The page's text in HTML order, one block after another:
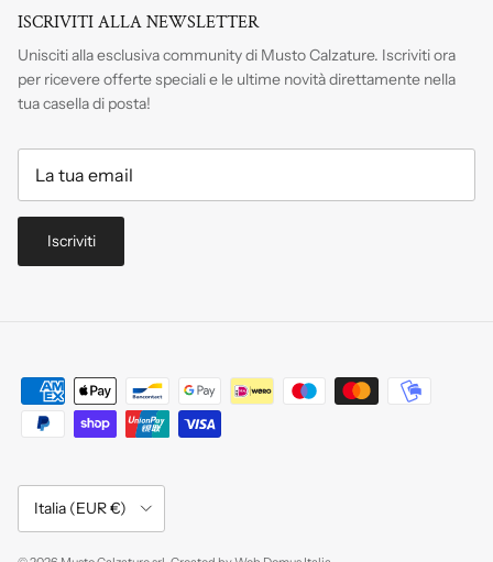
ISCRIVITI ALLA NEWSLETTER
Unisciti alla esclusiva community di Musto Calzature. Iscrivitiora
per ricevere offerte speciali e le ultime novità direttamente nella
tua casella di posta!
Iscriviti
Paese/Regione
Italia (EUR €)